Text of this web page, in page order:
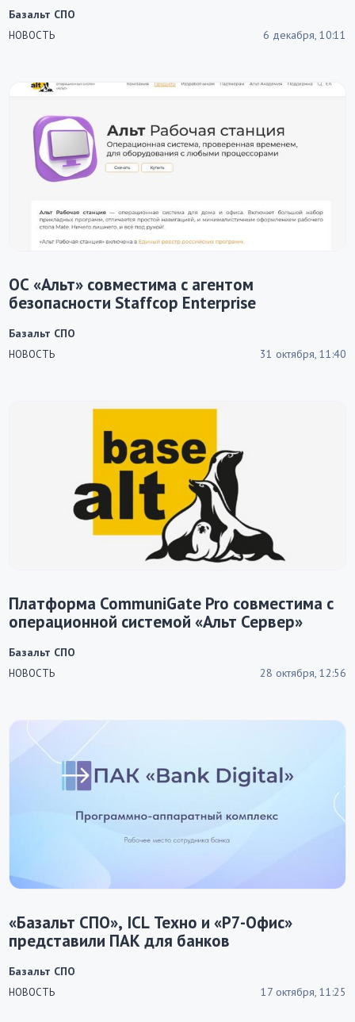
НОВОСТЬ 6 декабря, 10:11
Базальт СПО
ОС «Альт» совместима с агентом
безопасности Staffcop Enterprise
НОВОСТЬ 31 октября, 11:40
Базальт СПО
Платформа CommuniGate Pro совместима с
операционной системой «Альт Сервер»
НОВОСТЬ 28 октября, 12:56
Базальт СПО
«Базальт СПО», ICL Техно и «Р7-Офис»
представили ПАК для банков
НОВОСТЬ 17 октября, 11:25
Базальт СПО